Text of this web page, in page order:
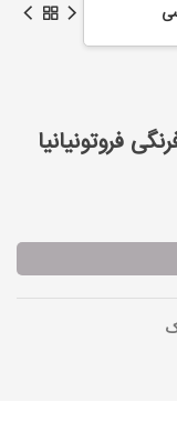
فروتونیانیا